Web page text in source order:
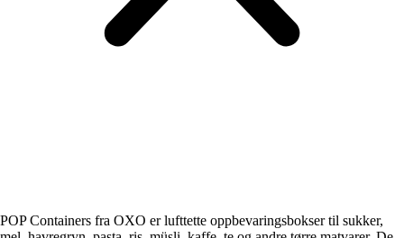
POP Containers fra OXO er lufttette oppbevaringsbokser til sukker,